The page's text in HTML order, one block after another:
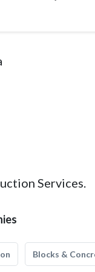
Services.
Blocks &